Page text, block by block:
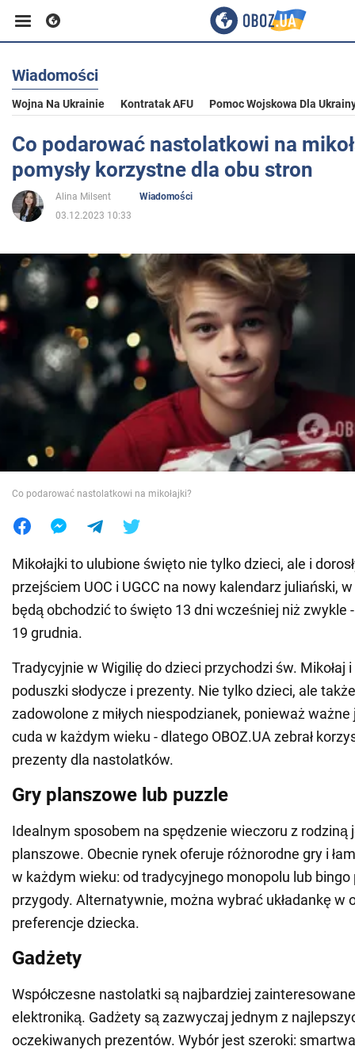
Biznes
Sport
Rozrywka
Polityka
Społeczeństwo
Wojna na Ukrainie
Świat
Jedzenie
Wiadomości
Wojna Na Ukrainie Kontratak AFU Pomoc Wojskowa Dla
Co podarować nastolatkowi na
pomysły korzystne dla obu stron
Alina Milsent
Wiadomości
03.12.2023 10:33
Co podarować nastolatkowi na mikołajki?
Mikołajki to ulubione święto nie tylko dzieci, ale i
przejściem UOC i UGCC na nowy kalendarz juliański,
będą obchodzić to święto 13 dni wcześniej niż zwykle
19 grudnia.
Tradycyjnie w Wigilię do dzieci przychodzi św. Mikołaj i
poduszki słodycze i prezenty. Nie tylko dzieci, ale
zadowolone z miłych niespodzianek, ponieważ
cuda w każdym wieku - dlatego OBOZ.UA zebrał
prezenty dla nastolatków.
Gry planszowe lub puzzle
Idealnym sposobem na spędzenie wieczoru z rodziną
planszowe. Obecnie rynek oferuje różnorodne gry i
w każdym wieku: od tradycyjnego monopolu lub
przygody. Alternatywnie, można wybrać układankę w
preferencje dziecka.
Gadżety
Współczesne nastolatki są najbardziej
elektroniką. Gadżety są zazwyczaj jednym z
oczekiwanych prezentów. Wybór jest szeroki: